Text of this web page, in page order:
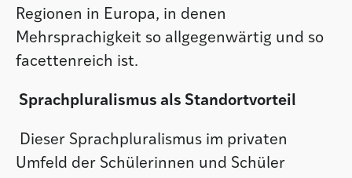
Regionen in Europa, in denen
Mehrsprachigkeit so allgegenwärtig und so
facettenreich ist.
Sprachpluralismus als Standortvorteil
Dieser Sprachpluralismus im privaten
Umfeld der Schülerinnen und Schüler